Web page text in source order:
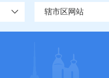
辖市区网站